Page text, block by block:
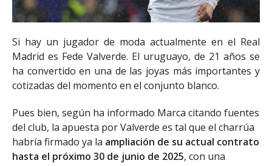
Si hay un jugador de moda actualmente en el Real
Madrid es Fede Valverde. El uruguayo, de 21 años se
ha convertido en una de las joyas más importantes y
cotizadas del momento en el conjunto blanco.
Pues bien, según ha informado Marca citando fuentes
del club, la apuesta por Valverde es tal que el charrúa
habría firmado ya la ampliación de su actual contrato
hasta el próximo 30 de junio de 2025, con una